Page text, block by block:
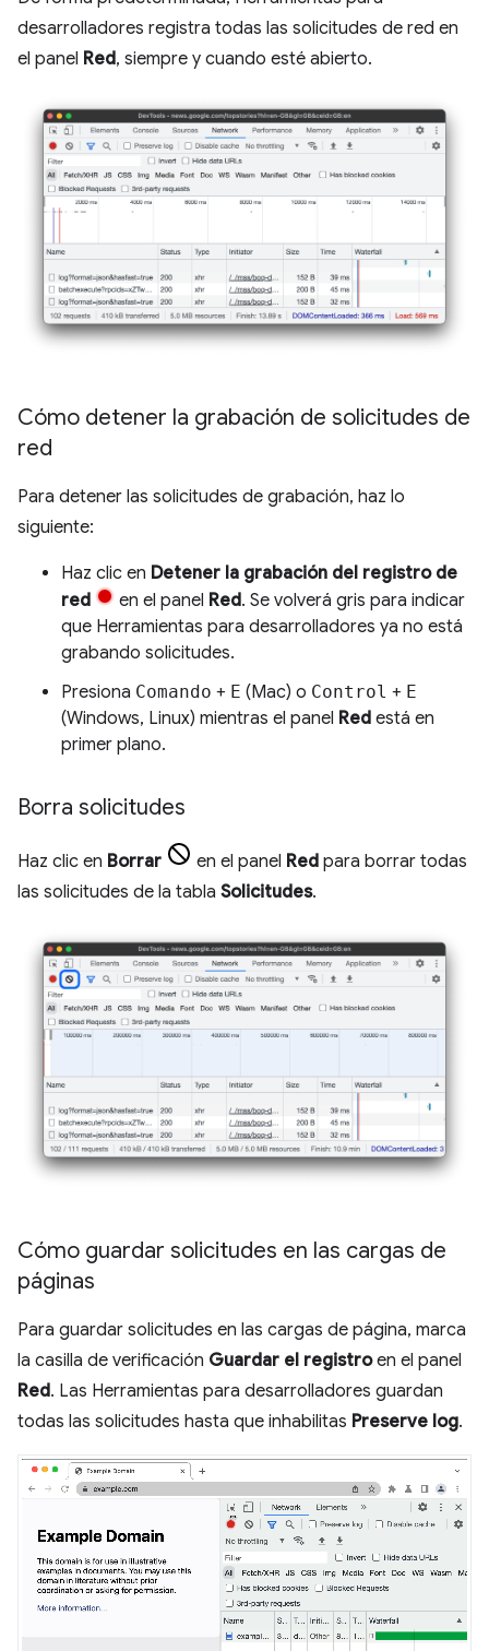
desarrolladores registra todas las solicitudes de red en
el panel Red, siempre y cuando esté abierto.
Cómo detener la grabación de solicitudes de
red
Para detener las solicitudes de grabación, haz lo
siguiente:
Haz clic en Detener la grabación del registro de
red
en el panel Red. Se volverá gris para indicar
que Herramientas para desarrolladores ya no está
grabando solicitudes.
Presiona Comando + E (Mac) o Control + E
(Windows, Linux) mientras el panel Red está en
primer plano.
Borra solicitudes
Haz clic en Borrar en el panel Red para borrar todas
las solicitudes de la tabla Solicitudes.
Cómo guardar solicitudes en las cargas de
páginas
Para guardar solicitudes en las cargas de página, marca
la casilla de verificación Guardar el registroen el panel
Red. Las Herramientas para desarrolladores guardan
todas las solicitudes hasta que inhabilitas Preserve log.